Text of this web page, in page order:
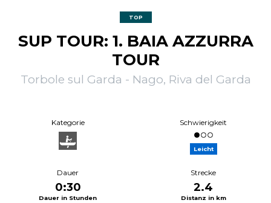
TOP
SUP TOUR: 1. BAIA AZZURRA
TOUR
Torbole sul Garda - Nago, Riva del Garda
Kategorie Schwierigkeit
Leicht
Dauer
0:30
Dauer in Stunden
Strecke
2.4
Distanz in km